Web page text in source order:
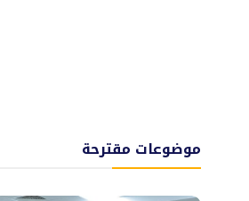
موضوعات مقترحة